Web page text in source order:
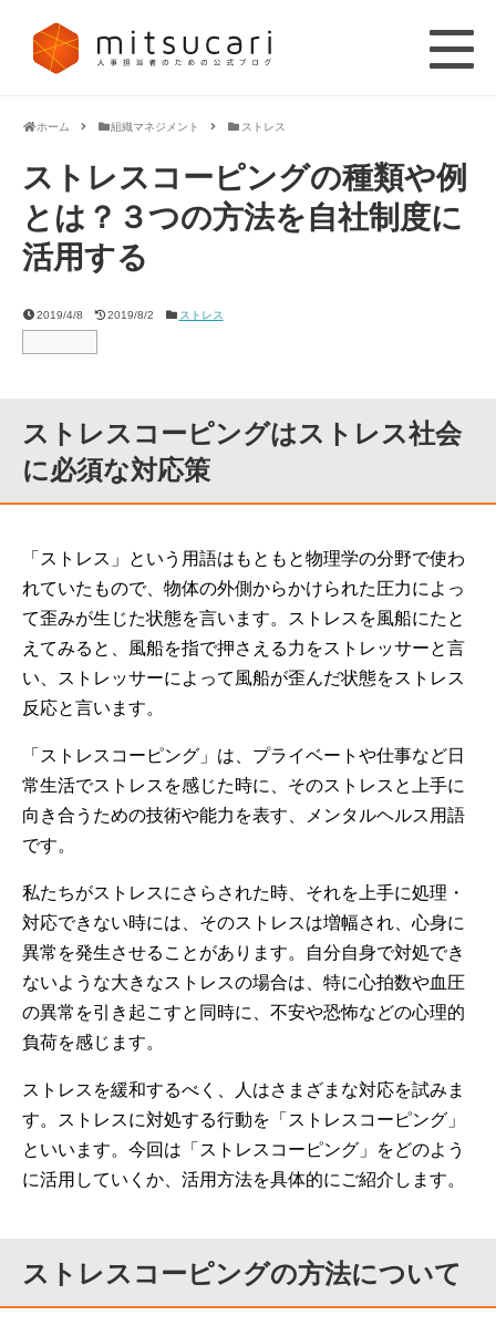
ホーム 組織マネジメント ストレス
ストレスコーピングの種類や例
とは？３つの方法を自社制度に
活用する
2019/4/8 2019/8/2 ストレス
ストレスコーピングはストレス社会
に必須な対応策
「ストレス」という用語はもともと物理学の分野で使わ
れていたもので、物体の外側からかけられた圧力によっ
て歪みが生じた状態を言います。ストレスを風船にたと
えてみると、風船を指で押さえる力をストレッサーと言
い、ストレッサーによって風船が歪んだ状態をストレス
反応と言います。
「ストレスコーピング」は、プライベートや仕事など日
常生活でストレスを感じた時に、そのストレスと上手に
向き合うための技術や能力を表す、メンタルヘルス用語
です。
私たちがストレスにさらされた時、それを上手に処理・
対応できない時には、そのストレスは増幅され、心身に
異常を発生させることがあります。自分自身で対処でき
ないような大きなストレスの場合は、特に心拍数や血圧
の異常を引き起こすと同時に、不安や恐怖などの心理的
負荷を感じます。
ストレスを緩和するべく、人はさまざまな対応を試みま
す。ストレスに対処する行動を「ストレスコーピング」
といいます。今回は「ストレスコーピング」をどのよう
に活用していくか、活用方法を具体的にご紹介します。
ストレスコーピングの方法について